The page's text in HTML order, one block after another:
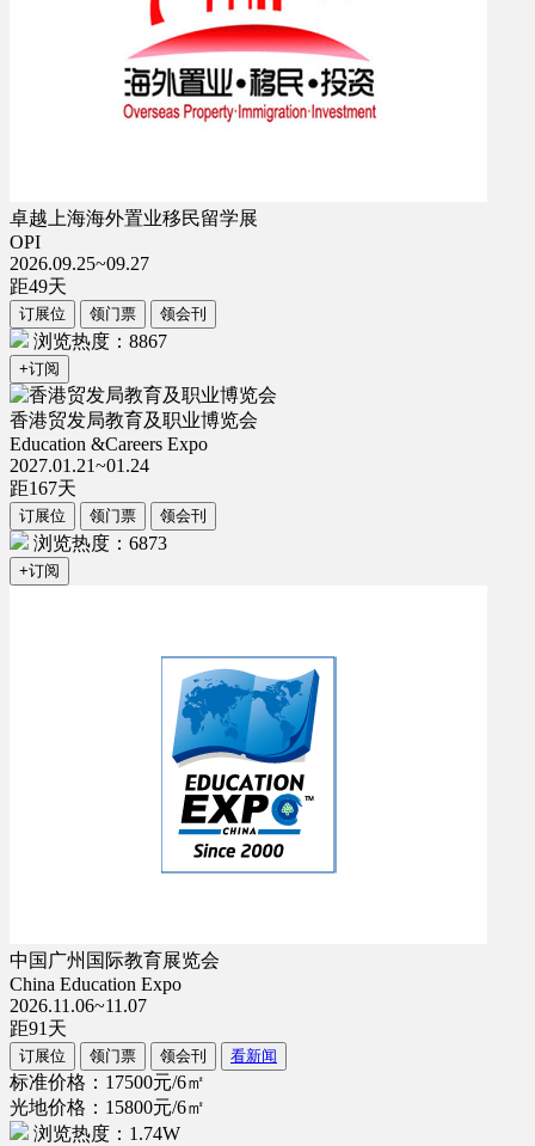
卓越上海海外置业移民留学展
OPI
2026.09.25~09.27
距49天
订展位 领门票 领会刊
浏览热度：8867
+订阅
香港贸发局教育及职业博览会
Education &Careers Expo
2027.01.21~01.24
距167天
订展位 领门票 领会刊
浏览热度：6873
+订阅
中国广州国际教育展览会
China Education Expo
2026.11.06~11.07
距91 天
订展位 领门票 领会刊 看新闻
标准价格：17500元/6㎡
光地价格：15800元/6㎡
浏览热度：1.74W